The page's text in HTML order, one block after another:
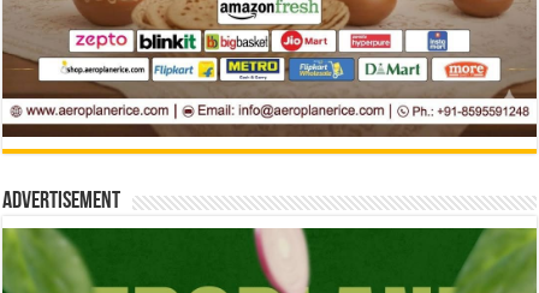
Advertisement